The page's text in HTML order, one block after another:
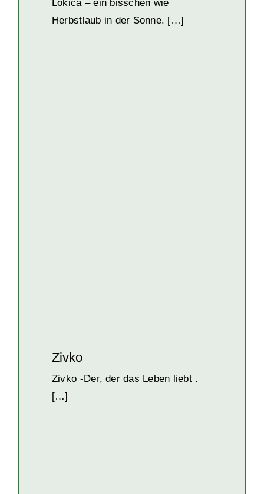
Lokica – ein bisschen wie
Herbstlaub in der Sonne. […]
Zivko
Zivko -Der, der das Leben liebt .
[…]